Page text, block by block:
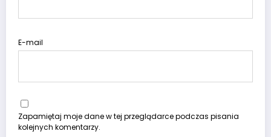
E-mail
Zapamiętaj moje dane w tej przeglądarce podczas pisania
kolejnych komentarzy.